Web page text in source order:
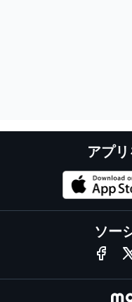
アプ
ソー